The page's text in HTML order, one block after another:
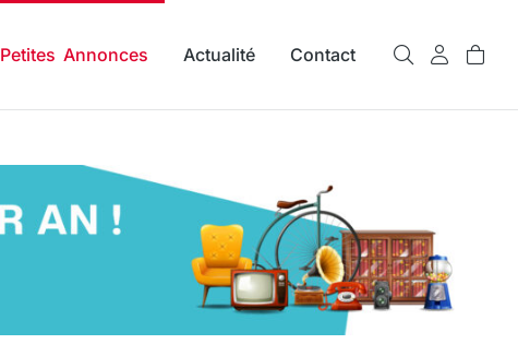
Petites Annonces Actualité Contact